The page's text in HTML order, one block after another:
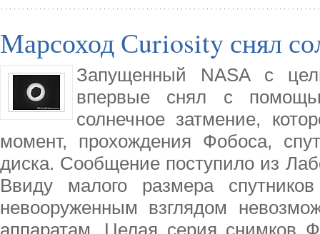
Марсоход Сuriosity снял
Запущенный NASA с
впервые снял с
солнечное затмение,
момент, прохождения Фобоса,
диска. Сообщение поступило из
Ввиду малого размера
невооруженным взглядом
аппаратам. Целая серия снимков